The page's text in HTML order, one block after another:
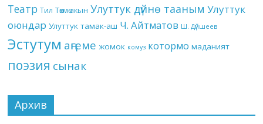
Театр Тил Төкмө акын Улуттук дүйнө тааным Улуттук
оюндар Улуттук тамак-аш Ч. Айтматов Ш. Дүйшеев
Эстутум аңгеме жомок комуз котормо маданият
поэзия сынак
Архив